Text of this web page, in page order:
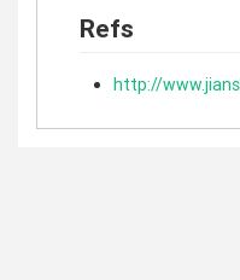
Refs
http://